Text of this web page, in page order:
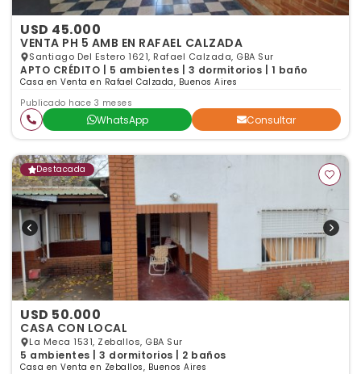
USD 45.000
VENTA PH 5 AMB EN RAFAEL CALZADA
Santiago Del Estero 1621, Rafael Calzada, GBA Sur
APTO CRÉDITO | 5 ambientes | 3 dormitorios | 1 baño
Casa en Venta en Rafael Calzada, Buenos Aires
Publicado hace 3 meses
WhatsApp Consultar
Destacada
USD 50.000
CASA CON LOCAL
La Meca 1531, Zeballos, GBA Sur
5 ambientes | 3 dormitorios | 2 baños
Casa en Venta en Zeballos, Buenos Aires